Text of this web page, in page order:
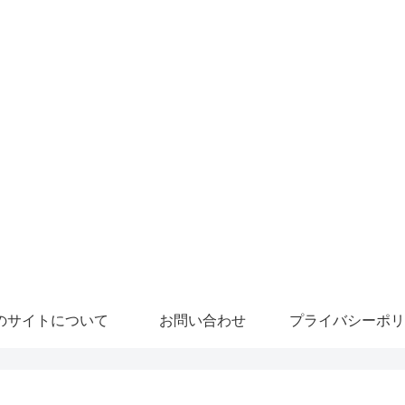
サイトについて お問い合わせ プライバシーポ